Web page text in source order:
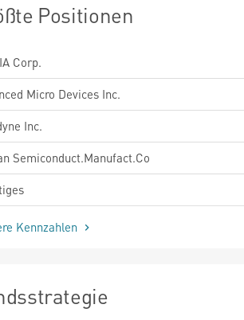
Positionen
Corp.
Micro Devices Inc.
Inc.
Semiconduct.Manufact.Co
Kennzahlen